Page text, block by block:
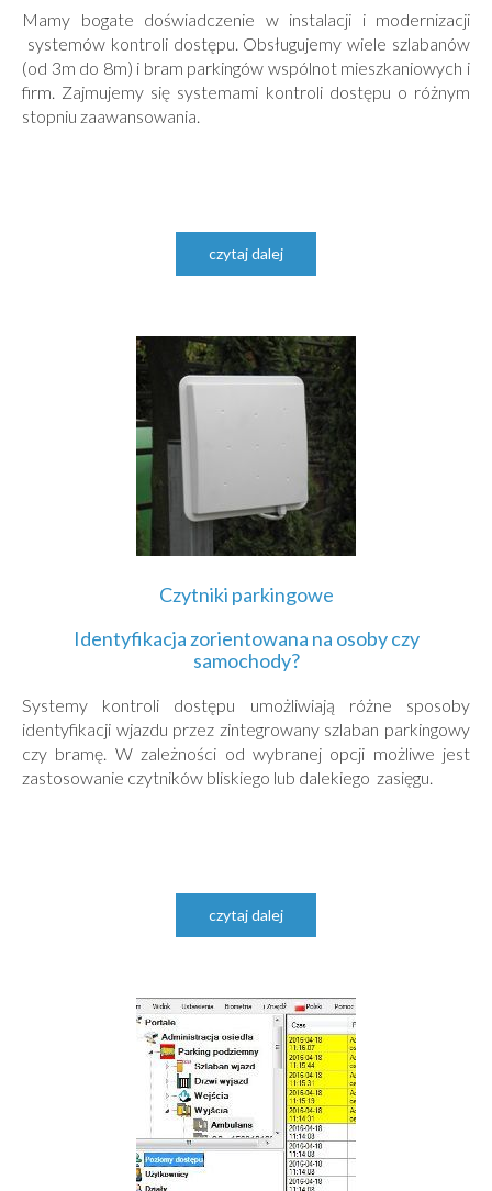
Mamy bogate doświadczenie w instalacji i modernizacji
systemów kontroli dostępu. Obsługujemy wiele szlabanów
(od 3m do 8m) i bram parkingów wspólnot mieszkaniowych i
firm. Zajmujemy się systemami kontroli dostępu o różnym
stopniu zaawansowania.
czytaj dalej
Czytniki parkingowe
Identyfikacja zorientowana na osoby czy
samochody?
Systemy kontroli dostępu umożliwiają różne sposoby
identyfikacji wjazdu przez zintegrowany szlaban parkingowy
czy bramę. W zależności od wybranej opcji możliwe jest
zastosowanie czytników bliskiego lub dalekiego zasięgu.
czytaj dalej